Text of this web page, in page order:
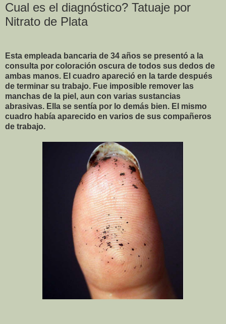
Cual es el diagnóstico? Tatuaje por
Nitrato de Plata
Esta empleada bancaria de 34 años se presentó a la
consulta por coloración oscura de todos sus dedos de
ambas manos. El cuadro apareció en la tarde después
de terminar su trabajo. Fue imposible remover las
manchas de la piel, aun con varias sustancias
abrasivas. Ella se sentía por lo demás bien. El mismo
cuadro había aparecido en varios de sus compañeros
de trabajo.